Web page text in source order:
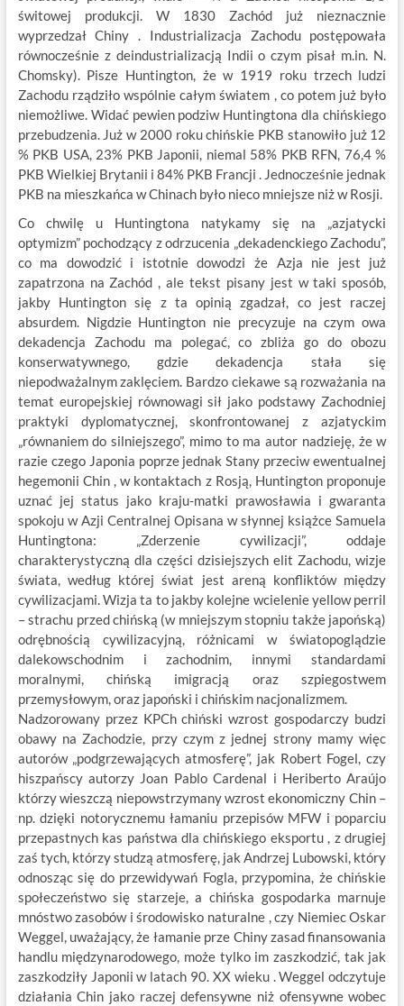
świtowej produkcji. W 1830 Zachód już nieznacznie
wyprzedzał Chiny . Industrializacja Zachodu postępowała
równocześnie z deindustrializacją Indii o czym pisał m.in. N.
Chomsky). Pisze Huntington, że w 1919 roku trzech ludzi
Zachodu rządziło wspólnie całym światem , co potem już było
niemożliwe. Widać pewien podziw Huntingtona dla chińskiego
przebudzenia. Już w 2000 roku chińskie PKB stanowiło już 12
% PKB USA, 23% PKB Japonii, niemal 58% PKB RFN, 76,4 %
PKB Wielkiej Brytanii i 84% PKB Francji . Jednocześnie jednak
PKB na mieszkańca w Chinach było nieco mniejsze niż w Rosji.
Co chwilę u Huntingtona natykamy się na „azjatycki
optymizm” pochodzący z odrzucenia „dekadenckiego Zachodu”,
co ma dowodzić i istotnie dowodzi że Azja nie jest już
zapatrzona na Zachód , ale tekst pisany jest w taki sposób,
jakby Huntington się z ta opinią zgadzał, co jest raczej
absurdem. Nigdzie Huntington nie precyzuje na czym owa
dekadencja Zachodu ma polegać, co zbliża go do obozu
konserwatywnego, gdzie dekadencja stała się
niepodważalnym zaklęciem. Bardzo ciekawe są rozważania na
temat europejskiej równowagi sił jako podstawy Zachodniej
praktyki dyplomatycznej, skonfrontowanej z azjatyckim
„równaniem do silniejszego”, mimo to ma autor nadzieję, że w
razie czego Japonia poprze jednak Stany przeciw ewentualnej
hegemonii Chin , w kontaktach z Rosją, Huntington proponuje
uznać jej status jako kraju-matki prawosławia i gwaranta
spokoju w Azji Centralnej Opisana w słynnej książce Samuela
Huntingtona: „Zderzenie cywilizacji”, oddaje
charakterystyczną dla części dzisiejszych elit Zachodu, wizje
świata, według której świat jest areną konfliktów między
cywilizacjami. Wizja ta to jakby kolejne wcielenie yellow perril
– strachu przed chińską (w mniejszym stopniu także japońską)
odrębnością cywilizacyjną, różnicami w światopoglądzie
dalekowschodnim i zachodnim, innymi standardami
moralnymi, chińską imigracją oraz szpiegostwem
przemysłowym, oraz japoński i chińskim nacjonalizmem.
Nadzorowany przez KPCh chiński wzrost gospodarczy budzi
obawy na Zachodzie, przy czym z jednej strony mamy więc
autorów „podgrzewających atmosferę”, jak Robert Fogel, czy
hiszpańscy autorzy Joan Pablo Cardenal i Heriberto Araújo
którzy wieszczą niepowstrzymany wzrost ekonomiczny Chin –
np. dzięki notorycznemu łamaniu przepisów MFW i poparciu
przepastnych kas państwa dla chińskiego eksportu , z drugiej
zaś tych, którzy studzą atmosferę, jak Andrzej Lubowski, który
odnosząc się do przewidywań Fogla, przypomina, że chińskie
społeczeństwo się starzeje, a chińska gospodarka marnuje
mnóstwo zasobów i środowisko naturalne , czy Niemiec Oskar
Weggel, uważający, że łamanie prze Chiny zasad finansowania
handlu międzynarodowego, może tylko im zaszkodzić, tak jak
zaszkodziły Japonii w latach 90. XX wieku . Weggel odczytuje
działania Chin jako raczej defensywne niż ofensywne wobec